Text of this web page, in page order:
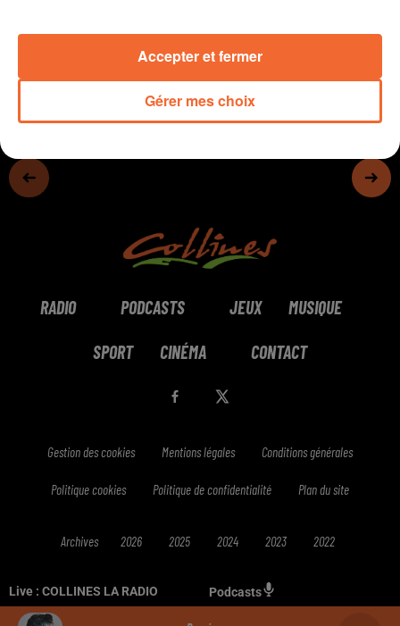
Live : COLLINES LA RADIO Podcasts
0:00 8 min 25 sec
RADIO PODCASTS JEUX MUSIQUE
SPORT CINÉMA CONTACT
Gestion des cookies Mentions légales Conditions générales
Politique cookies Politique de confidentialité Plan du site
Archives 2026 2025 2024 2023 2022
Gérer mes choix
Accepter et fermer